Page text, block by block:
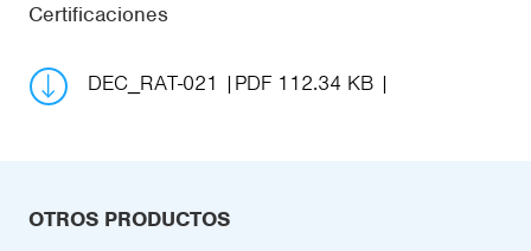
Certificaciones
DEC_RAT-021 PDF 112.34 KB
OTROS PRODUCTOS